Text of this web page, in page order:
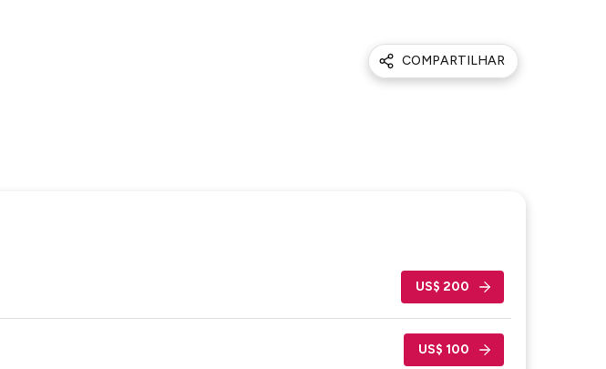
COMPARTILHAR
US$ 200
US$ 100